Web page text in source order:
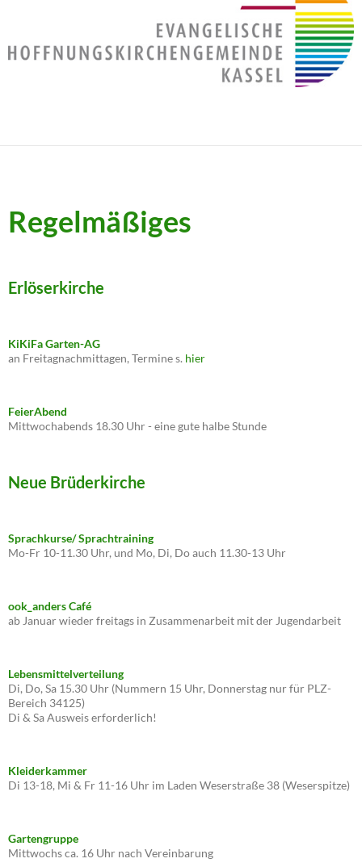
Regelmäßiges
Erlöserkirche
KiKiFa Garten-AG
an Freitagnachmittagen, Termine s. hier
FeierAbend
Mittwochabends 18.30 Uhr - eine gute halbe Stunde
Neue Brüderkirche
Sprachkurse/ Sprachtraining
Mo-Fr 10-11.30 Uhr, und Mo, Di, Do auch 11.30-13 Uhr
ook_anders Café
ab Januar wieder freitags in Zusammenarbeit mit der Jugendarbeit
Lebensmittelverteilung
Di, Do, Sa 15.30 Uhr (Nummern 15 Uhr, Donnerstag nur für PLZ-
Bereich 34125)
Di & Sa Ausweis erforderlich!
Kleiderkammer
Di 13-18, Mi & Fr 11-16 Uhr im Laden Weserstraße 38 (Weserspitze)
Gartengruppe
Mittwochs ca. 16 Uhr nach Vereinbarung